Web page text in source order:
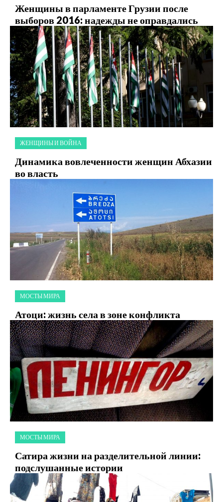
Женщины в парламенте Грузии после
выборов 2016: надежды не оправдались
ЖЕНЩИНЫ И ВОЙНА
Динамика вовлеченности женщин Абхазии
во власть
МОСТЫ МИРА
Атоци: жизнь села в зоне конфликта
МОСТЫ МИРА
Сатира жизни на разделительной линии:
подслушанные истории